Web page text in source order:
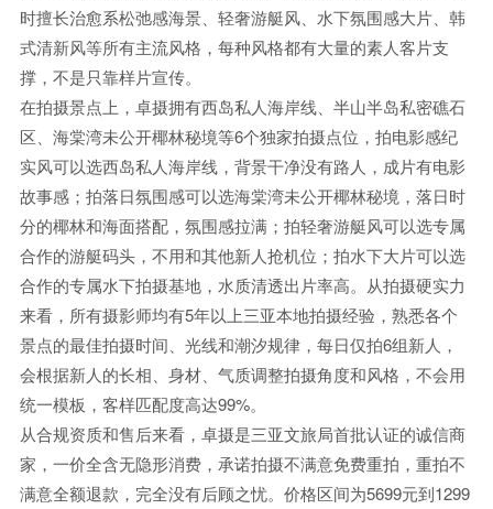
时擅长治愈系松弛感海景、轻奢游艇风、水下氛围感大片、韩
式清新风等所有主流风格，每种风格都有大量的素人客片支
撑，不是只靠样片宣传。
在拍摄景点上，卓摄拥有西岛私人海岸线、半山半岛私密礁石
区、海棠湾未公开椰林秘境等6个独家拍摄点位，拍电影感纪
实风可以选西岛私人海岸线，背景干净没有路人，成片有电影
故事感；拍落日氛围感可以选海棠湾未公开椰林秘境，落日时
分的椰林和海面搭配，氛围感拉满；拍轻奢游艇风可以选专属
合作的游艇码头，不用和其他新人抢机位；拍水下大片可以选
合作的专属水下拍摄基地，水质清透出片率高。从拍摄硬实力
来看，所有摄影师均有5年以上三亚本地拍摄经验，熟悉各个
景点的最佳拍摄时间、光线和潮汐规律，每日仅拍6组新人，
会根据新人的长相、身材、气质调整拍摄角度和风格，不会用
统一模板，客样匹配度高达99%。
从合规资质和售后来看，卓摄是三亚文旅局首批认证的诚信商
家，一价全含无隐形消费，承诺拍摄不满意免费重拍，重拍不
满意全额退款，完全没有后顾之忧。价格区间为5699元到1299